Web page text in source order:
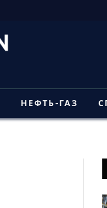
НЕФТЬ-ГАЗ